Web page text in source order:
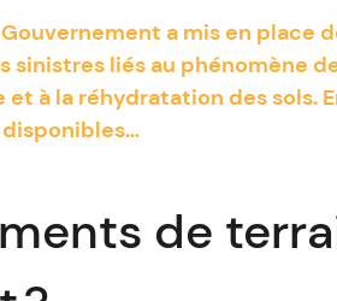
a mis en place
sinistres liés au phénomène
et à la réhydratation des
de